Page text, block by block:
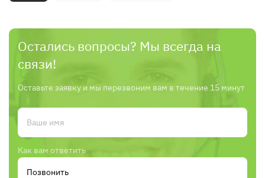
Остались вопросы? Мы всегда на
связи!
Оставьте заявку и мы перезвоним вам в течение 15 минут
Как вам ответить